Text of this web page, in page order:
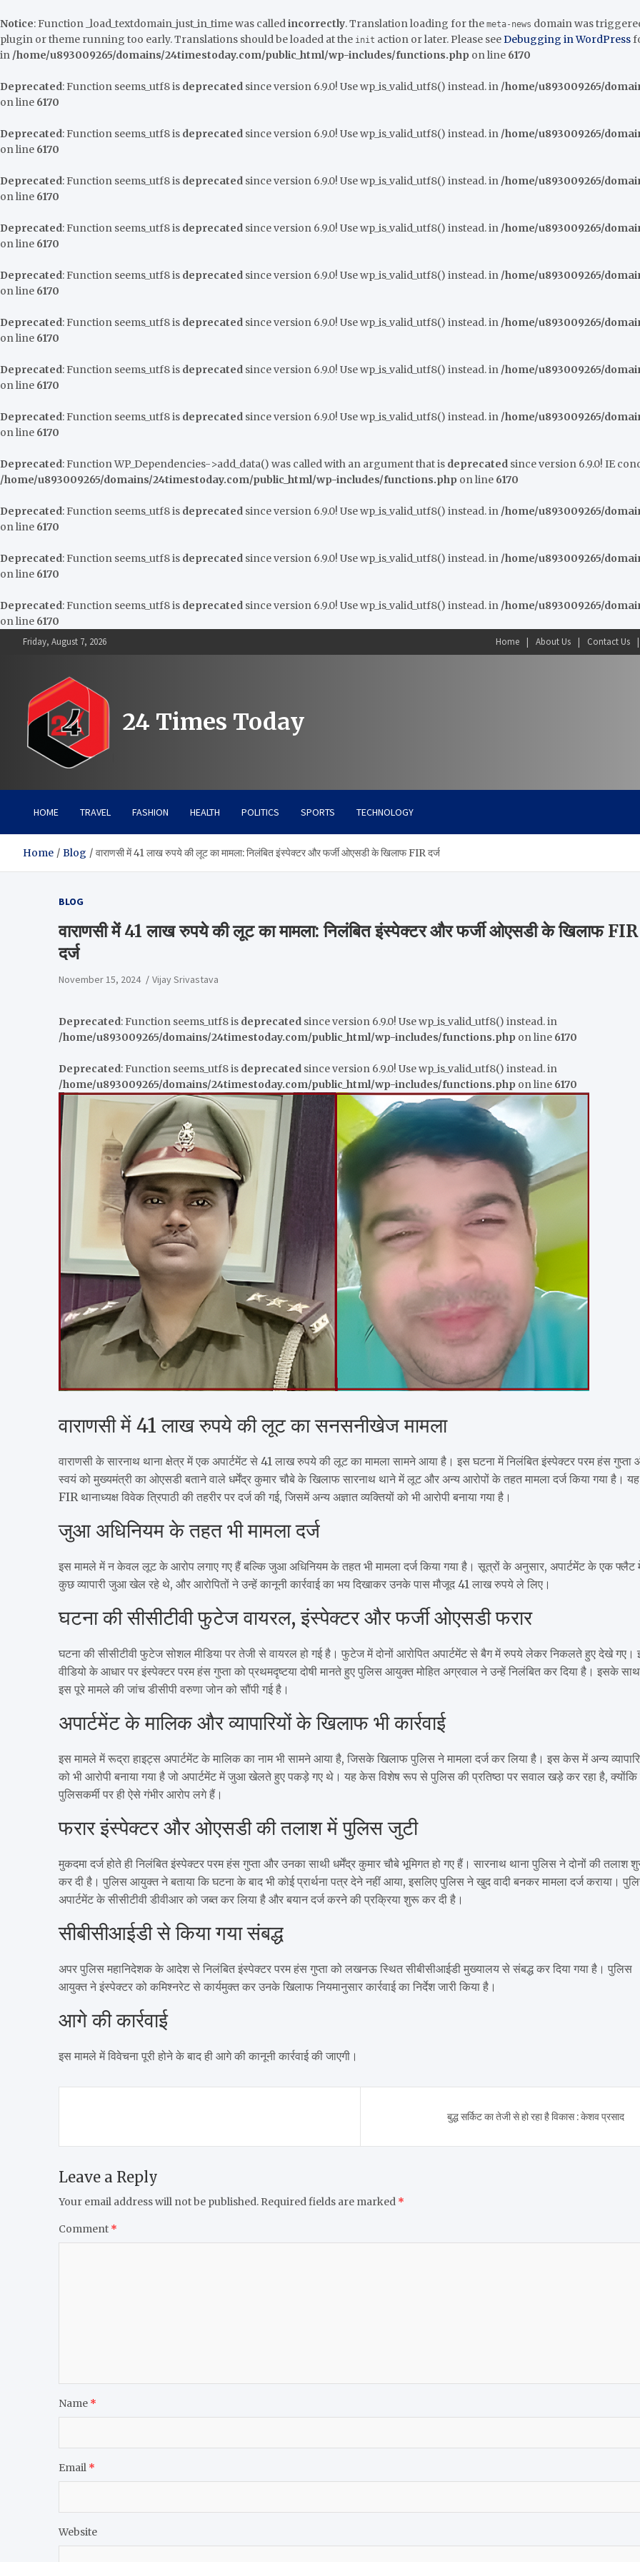
Notice: Function _load_textdomain_just_in_time was calledincorrectly. Translation loading for the meta-news domain was
plugin or theme running too early. Translations should be loaded at the init action or later. Please seeDebugging in WordPress
in /home/u893009265/domains/24timestoday.com/public_html/wp-includes/functions.php on line 6170
Deprecated: Function seems_utf8 is deprecated since version 6.9.0! Use wp_is_valid_utf8() instead. in /home/u893009265/
on line 6170
Deprecated: Function seems_utf8 is deprecated since version 6.9.0! Use wp_is_valid_utf8() instead. in /home/u893009265/
on line 6170
Deprecated: Function seems_utf8 is deprecated since version 6.9.0! Use wp_is_valid_utf8() instead. in /home/u893009265/
on line 6170
Deprecated: Function seems_utf8 is deprecated since version 6.9.0! Use wp_is_valid_utf8() instead. in /home/u893009265/
on line 6170
Deprecated: Function seems_utf8 is deprecated since version 6.9.0! Use wp_is_valid_utf8() instead. in /home/u893009265/
on line 6170
Deprecated: Function seems_utf8 is deprecated since version 6.9.0! Use wp_is_valid_utf8() instead. in /home/u893009265/
on line 6170
Deprecated: Function seems_utf8 is deprecated since version 6.9.0! Use wp_is_valid_utf8() instead. in /home/u893009265/
on line 6170
Deprecated: Function seems_utf8 is deprecated since version 6.9.0! Use wp_is_valid_utf8() instead. in /home/u893009265/
on line 6170
Deprecated: Function WP_Dependencies->add_data() was called with an argument that is deprecated since version 6.9.0! IE
/home/u893009265/domains/24timestoday.com/public_html/wp-includes/functions.php on line 6170
Deprecated: Function seems_utf8 is deprecated since version 6.9.0! Use wp_is_valid_utf8() instead. in /home/u893009265/
on line 6170
Deprecated: Function seems_utf8 is deprecated since version 6.9.0! Use wp_is_valid_utf8() instead. in /home/u893009265/
on line 6170
Deprecated: Function seems_utf8 is deprecated since version 6.9.0! Use wp_is_valid_utf8() instead. in /home/u893009265/
on line 6170
Friday, August 7, 2026 Home About Us Contact Us
24 Times Today
HOME TRAVEL FASHION HEALTH POLITICS SPORTS TECHNOLOGY
Home Blog वाराणसी में 41 लाख रुपये की लूट का मामला: निलंबित इंस्पेक्टर और फर्जी ओएसडी के खिलाफ FIR दर्ज
BLOG
वाराणसी में 41 लाख रुपये की लूट का मामला: निलंबित इंस्पेक्टर और फर्जी ओएसडी के खिलाफ FIR
दर्ज
November 15, 2024 Vijay Srivastava
Deprecated: Function seems_utf8 is deprecatedsince version 6.9.0! Use wp_is_valid_utf8() instead. in
/home/u893009265/domains/24timestoday.com/public_html/wp-includes/functions.php on line 6170
Deprecated: Function seems_utf8 is deprecatedsince version 6.9.0! Use wp_is_valid_utf8() instead. in
/home/u893009265/domains/24timestoday.com/public_html/wp-includes/functions.php on line 6170
वाराणसी में 41 लाख रुपये की लूट का सनसनीखेज मामला
वाराणसी के सारनाथ थाना क्षेत्र में एक अपार्टमेंट से 41 लाख रुपये की लूट का मामला सामने आया है। इस घटना में निलंबित इंस्पेक्टर परम हंस गुप्ता
स्वयं को मुख्यमंत्री का ओएसडी बताने वाले धर्मेंद्र कुमार चौबे के खिलाफ सारनाथ थाने में लूट और अन्य आरोपों के तहत मामला दर्ज किया गया है। यह
FIR थानाध्यक्ष विवेक त्रिपाठी की तहरीर पर दर्ज की गई, जिसमें अन्य अज्ञात व्यक्तियों को भी आरोपी बनाया गया है।
जुआ अधिनियम के तहत भी मामला दर्ज
इस मामले में न केवल लूट के आरोप लगाए गए हैं बल्कि जुआ अधिनियम के तहत भी मामला दर्ज किया गया है। सूत्रों के अनुसार, अपार्टमेंट के एक फ्लैट
कुछ व्यापारी जुआ खेल रहे थे, और आरोपितों ने उन्हें कानूनी कार्रवाई का भय दिखाकर उनके पास मौजूद 41 लाख रुपये ले लिए।
घटना की सीसीटीवी फुटेज वायरल, इंस्पेक्टर और फर्जी ओएसडी फरार
घटना की सीसीटीवी फुटेज सोशल मीडिया पर तेजी से वायरल हो गई है। फुटेज में दोनों आरोपित अपार्टमेंट से बैग में रुपये लेकर निकलते हुए देखे गए।
वीडियो के आधार पर इंस्पेक्टर परम हंस गुप्ता को प्रथमदृष्टया दोषी मानते हुए पुलिस आयुक्त मोहित अग्रवाल ने उन्हें निलंबित कर दिया है। इसके साथ
इस पूरे मामले की जांच डीसीपी वरुणा जोन को सौंपी गई है।
अपार्टमेंट के मालिक और व्यापारियों के खिलाफ भी कार्रवाई
इस मामले में रूद्रा हाइट्स अपार्टमेंट के मालिक का नाम भी सामने आया है, जिसके खिलाफ पुलिस ने मामला दर्ज कर लिया है। इस केस में अन्य
को भी आरोपी बनाया गया है जो अपार्टमेंट में जुआ खेलते हुए पकड़े गए थे। यह केस विशेष रूप से पुलिस की प्रतिष्ठा पर सवाल खड़े कर रहा है,
पुलिसकर्मी पर ही ऐसे गंभीर आरोप लगे हैं।
फरार इंस्पेक्टर और ओएसडी की तलाश में पुलिस जुटी
मुकदमा दर्ज होते ही निलंबित इंस्पेक्टर परम हंस गुप्ता और उनका साथी धर्मेंद्र कुमार चौबे भूमिगत हो गए हैं। सारनाथ थाना पुलिस ने दोनों की तलाश
कर दी है। पुलिस आयुक्त ने बताया कि घटना के बाद भी कोई प्रार्थना पत्र देने नहीं आया, इसलिए पुलिस ने खुद वादी बनकर मामला दर्ज कराया।
अपार्टमेंट के सीसीटीवी डीवीआर को जब्त कर लिया है और बयान दर्ज करने की प्रक्रिया शुरू कर दी है।
सीबीसीआईडी से किया गया संबद्ध
अपर पुलिस महानिदेशक के आदेश से निलंबित इंस्पेक्टर परम हंस गुप्ता को लखनऊ स्थित सीबीसीआईडी मुख्यालय से संबद्ध कर दिया गया है। पुलिस
आयुक्त ने इंस्पेक्टर को कमिश्नरेट से कार्यमुक्त कर उनके खिलाफ नियमानुसार कार्रवाई का निर्देश जारी किया है।
आगे की कार्रवाई
इस मामले में विवेचना पूरी होने के बाद ही आगे की कानूनी कार्रवाई की जाएगी।
बुद्ध सर्किट का तेजी से हो रहा है विकास : केशव प्रसाद
Leave a Reply
Your email address will not be published. Required fields are marked *
Comment *
Name *
Email *
Website